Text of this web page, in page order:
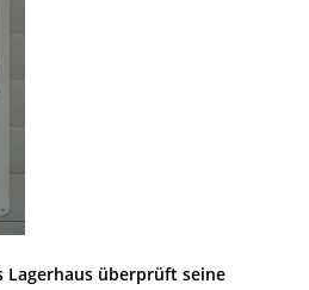
überprüft seine